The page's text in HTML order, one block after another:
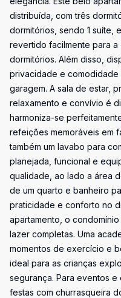
distribuída, com três
dormitórios, sendo 1 suíte,
revertido facilmente para
dormitórios. Além disso,
privacidade e comodidade
garagem. A sala de estar,
relaxamento e convívio é
harmoniza-se
refeições memoráveis em
também um lavabo para
planejada, funcional e
qualidade, ao lado a área
de um quarto e banheiro
praticidade e conforto no
apartamento, o
lazer completas. Uma
momentos de exercício e
ideal para as crianças
segurança. Para eventos
festas com churrasqueira